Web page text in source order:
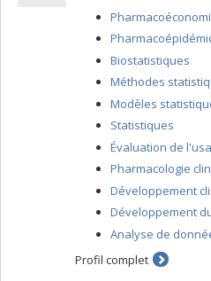
Biostatistiques
Méthodes
Modèles
Statistiques
Évaluation de
Pharmacologie
Développement
Développement
Analyse de
Profil complet